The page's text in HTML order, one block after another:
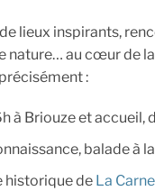
lieux inspirants,
nature… au cœur de
:
à Briouze et accueil,
balade à
historique de La